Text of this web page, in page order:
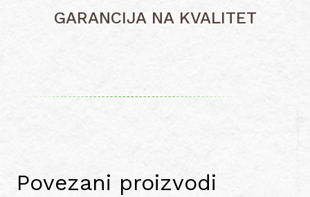
GARANCIJA NA KVALITET
Povezani proizvodi